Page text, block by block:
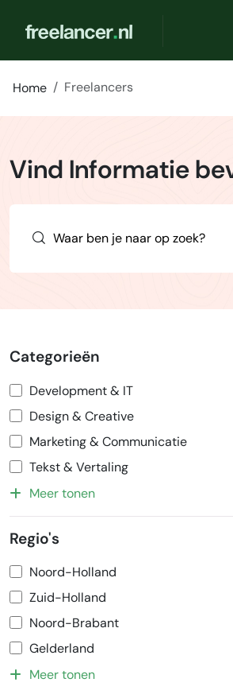
Home Freelancers
Vind Informatie
Categorieën
Development & IT
Design & Creative
Marketing & Communicatie
Tekst & Vertaling
Meer tonen
Regio's
Noord-Holland
Zuid-Holland
Noord-Brabant
Gelderland
Meer tonen